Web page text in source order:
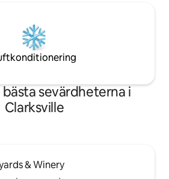
bästa sevärdheterna i
Clarksville
& Winery